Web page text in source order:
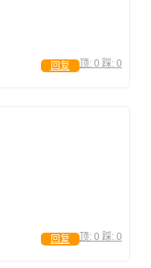
顶: 0 踩: 0
回复
顶: 0 踩: 0
回复